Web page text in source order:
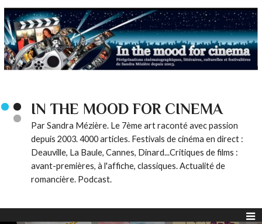
IN THE MOOD FOR CINEMA
Par Sandra Mézière. Le 7ème art raconté avec passion
depuis 2003. 4000 articles. Festivals de cinéma en direct :
Deauville, La Baule, Cannes, Dinard...Critiques de films :
avant-premières, à l'affiche, classiques. Actualité de
romancière. Podcast.